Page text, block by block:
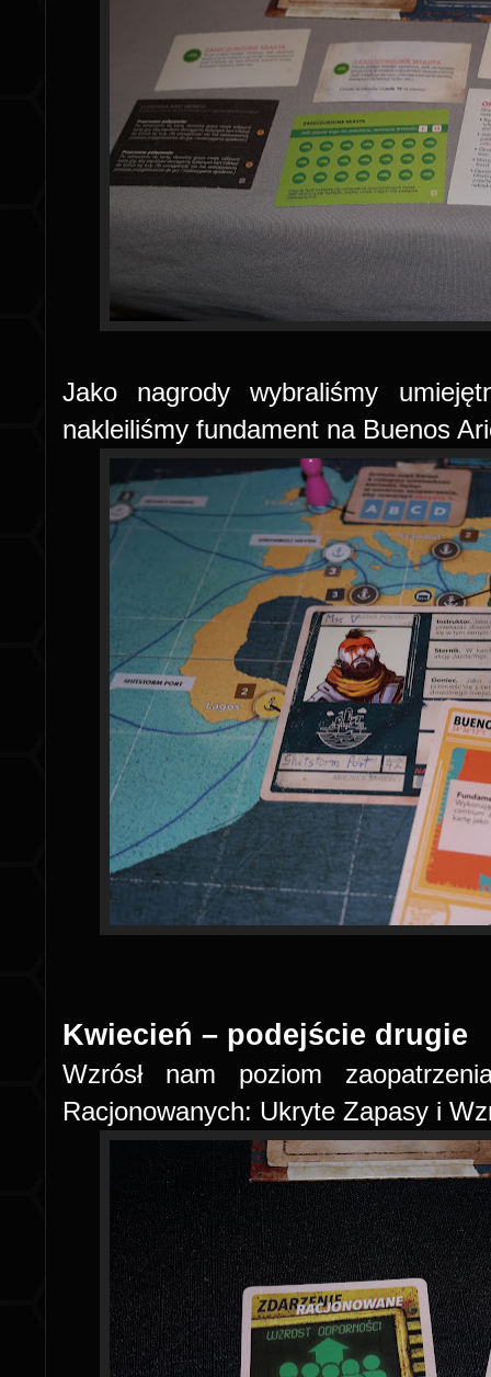
Jako nagrody wybraliśmy
nakleiliśmy fundament na Buenos
Kwiecień – podejście drugie
Wzrósł nam poziom
Racjonowanych: Ukryte Zapasy i